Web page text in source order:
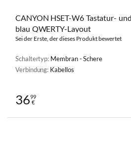
CANYON HSET-W6 Tastatur-
blau QWERTY-Layout
Sei der Erste, der dieses Produkt bewertet
Schaltertyp: Membran - Schere
Verbindung: Kabellos
3699
€